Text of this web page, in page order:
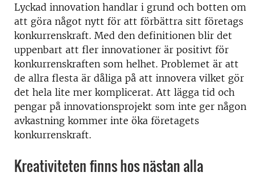
Lyckad innovation handlar i grund och botten om
att göra något nytt för att förbättra sitt företags
konkurrenskraft. Med den definitionen blir det
uppenbart att fler innovationer är positivt för
konkurrenskraften som helhet. Problemet är att
de allra flesta är dåliga på att innovera vilket gör
det hela lite mer komplicerat. Att lägga tid och
pengar på innovationsprojekt som inte ger någon
avkastning kommer inte öka företagets
konkurrenskraft.
Kreativiteten finns hos nästan alla